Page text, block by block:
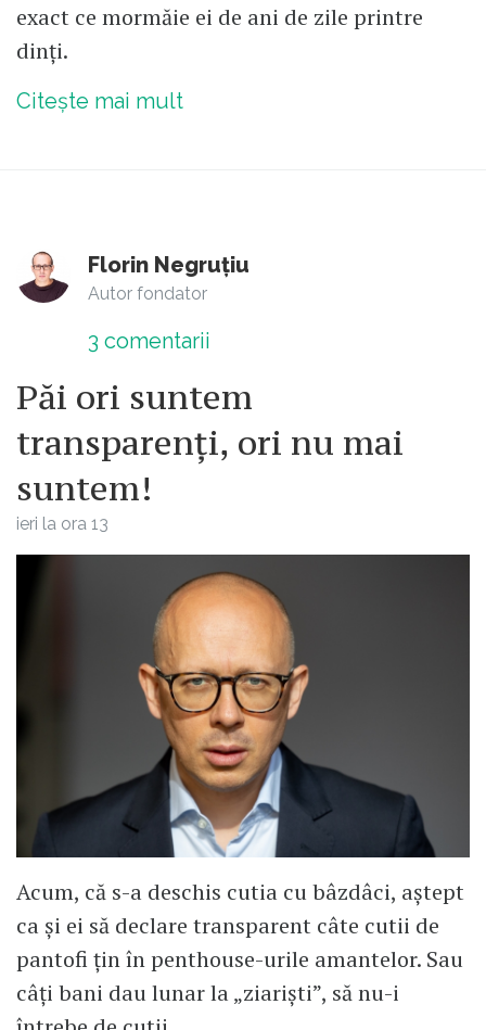
exact ce mormăie ei de ani de zile printre
dinți.
Citește mai mult
Florin Negruțiu
Autor fondator
3 comentarii
Păi ori suntem
transparenți, ori nu mai
suntem!
ieri la ora 13
Acum, că s-a deschis cutia cu bâzdâci, aștept
ca și ei să declare transparent câte cutii de
pantofi țin în penthouse-urile amantelor. Sau
câți bani dau lunar la „ziariști”, să nu-i